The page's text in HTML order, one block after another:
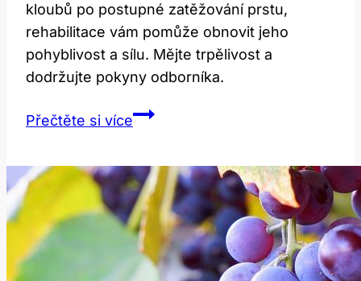
kloubů po postupné zatěžování prstu,
rehabilitace vám pomůže obnovit jeho
pohyblivost a sílu. Mějte trpělivost a
dodržujte pokyny odborníka.
Přečtěte si víceRehabilitace
lupavého
prstu:
Jak
na
to?